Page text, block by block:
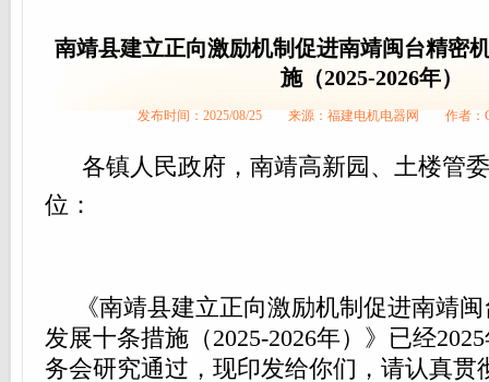
南靖县建立正向激励机制促进南靖闽台精密
施（2025-2026年）
发布时间：2025/08/25 来源：福建电机电器网 作
各镇人民政府，南靖高新园、土楼管
位：
《南靖县建立正向激励机制促进南靖
发展十条措施（2025-2026年）》已经
务会研究通过，现印发给你们，请认真